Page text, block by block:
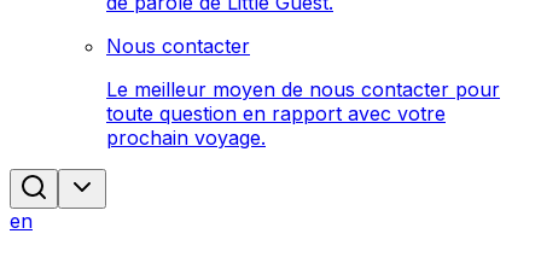
Nous contacter
Le meilleur moyen de nous contacter pour
toute question en rapport avec votre
prochain voyage.
en